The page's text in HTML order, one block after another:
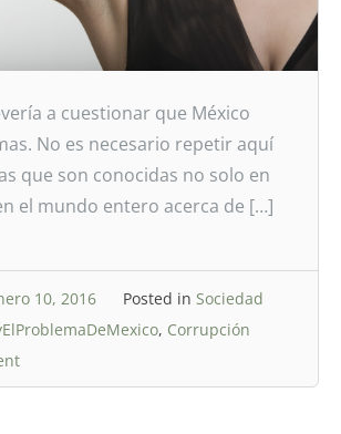
a cuestionar que México
No es necesario repetir aquí
que son conocidas no solo en
el mundo entero acerca de […]
10, 2016 Posted in Sociedad
, Corrupción